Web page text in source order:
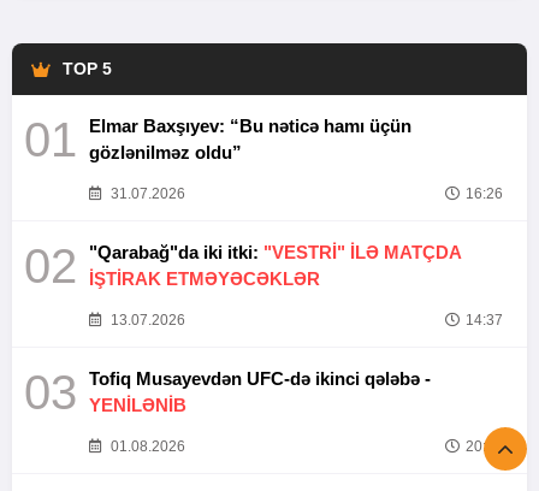
TOP 5
01
Elmar Baxşıyev: “Bu nəticə hamı üçün
gözlənilməz oldu”
31.07.2026 16:26
02 "Qarabağ"da iki itki: "VESTRİ" İLƏ MATÇDA
İŞTİRAK ETMƏYƏCƏKLƏR
13.07.2026 14:37
03
Tofiq Musayevdən UFC-də ikinci qələbə -
YENİLƏNİB
01.08.2026 20:52